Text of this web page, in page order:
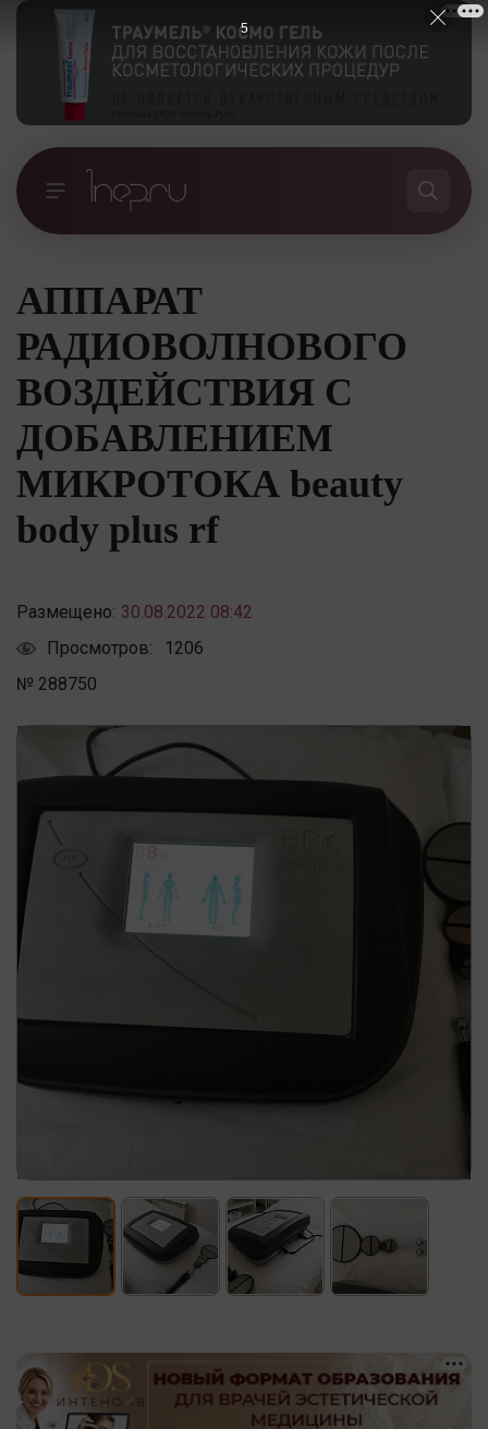
АППАРАТ
РАДИОВОЛНОВОГО
ВОЗДЕЙСТВИЯ С
ДОБАВЛЕНИЕМ
МИКРОТОКА beauty
body plus rf
Размещено: 30.08.2022 08:42
Просмотров:
1206
№ 288750
5